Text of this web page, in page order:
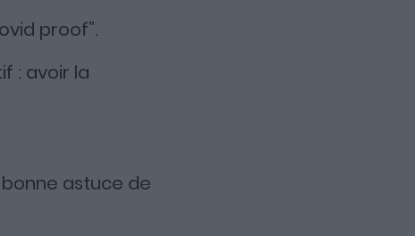
proof”.
: avoir la
bonne astuce de